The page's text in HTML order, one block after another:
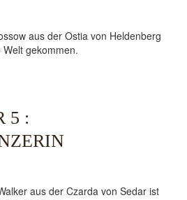
aus der Ostia von Heldenberg
gekommen.
5 :
aus der Czarda von Sedar ist